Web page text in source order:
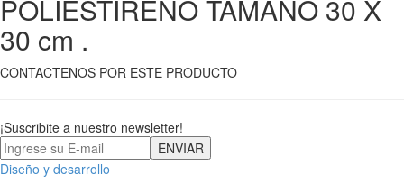
POLIESTIRENO TAMAÑO 30 X
30 cm .
CONTACTENOS POR ESTE PRODUCTO
¡Suscribite a nuestro newsletter!
Diseño y desarrollo